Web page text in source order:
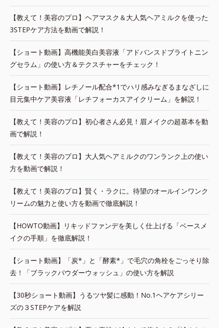
【教えて！美容のプロ】ヘアマスク＆大人気ヘアミルクを使った
3STEPケア方法を動画で解説！
【ショート動画】高機能美白美容液「アドバンスドブライトニン
グセラム」の使い方＆テクスチャーをチェック！
【ショート動画】レチノール配合*1でハリ感みなぎるまなざしに
目元集中ケア美容液「レチフォーカスアイクリーム」を解説！
【教えて！美容のプロ】初心者さん必見！眉メイクの超基本を動
画で解説！
【教えて！美容のプロ】大人気ヘアミルクのワンランク上の使い
方を動画で解説！
【教えて！美容のプロ】賢く・ラクに。待望のオールインワンク
リームの魅力と使い方を動画で徹底解説！
【HOWTO動画】リキッドファンデを美しく仕上げる「ベースメ
イクの手順」を徹底解説！
【ショート動画】「炭*」と「酵素*」で毛穴の角栓をごっそり除
去！「ブラックパウダーウォッシュ」の使い方を解説
【30秒ショート動画】うるツヤ髪に感動！No.1ヘアケアシリー
ズの３STEPケアを解説